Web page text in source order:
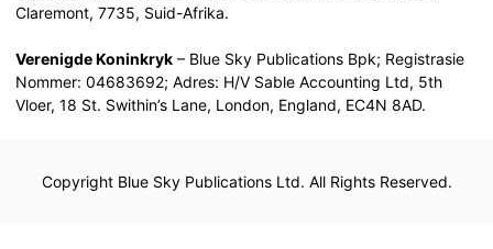
Claremont, 7735, Suid-Afrika.
Verenigde Koninkryk – Blue Sky Publications Bpk; Registrasie
Nommer: 04683692; Adres: H/V Sable Accounting Ltd, 5th
Vloer, 18 St. Swithin’s Lane, London, England, EC4N 8AD.
Copyright Blue Sky Publications Ltd. All Rights Reserved.